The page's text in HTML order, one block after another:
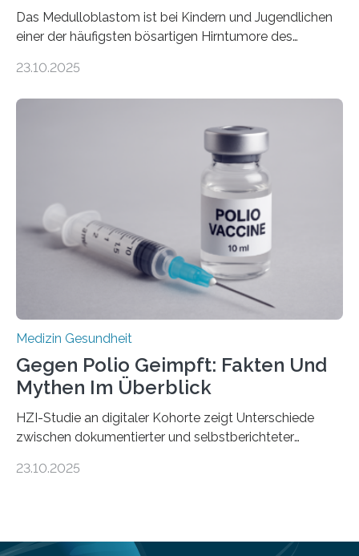
Das Medulloblastom ist bei Kindern und Jugendlichen
einer der häufigsten bösartigen Hirntumore des
Betroffenen können mit heutigen Methoden geheilt
Dringend benötigt werden zielgerichtete Therapien, die
nur Tumorschwachstellen angreifen und normales
Gewebe verschonen. Forschende um Daniel Merk vom
Hertie-Institut für klinische Hirnforschung am
Universitätsklinikum Tübingen haben eine solche
Schwachstelle im Erbgut einer Untergruppe des
Medulloblastoms gefunden. Die Wilhelm Sander-
Stiftung unterstützte das Projekt…
23.10.2025
Medizin Gesundheit
Gegen Polio Geimpft: Fakten Und
Mythen Im Überblick
HZI-Studie an digitaler Kohorte zeigt Unterschiede
zwischen dokumentierter und selbstberichteter
Kinderlähmung, ist eine ansteckende Krankheit, die
nur noch in zwei Ländern endemisch. Bis das Virus
23.10.2025